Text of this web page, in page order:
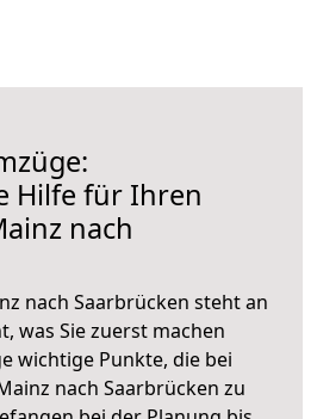
Hilfe für Ihren
nach
nach Saarbrücken steht an
was Sie zuerst machen
wichtige Punkte, die bei
nach Saarbrücken zu